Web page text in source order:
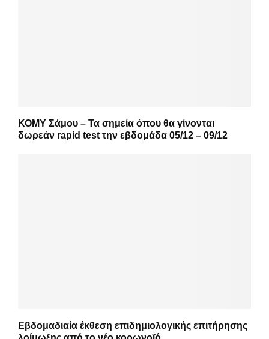
ΚΟΜΥ Σάμου – Τα σημεία όπου θα γίνονται
δωρεάν rapid test την εβδομάδα 05/12 – 09/12
Εβδομαδιαία έκθεση επιδημιολογικής επιτήρησης